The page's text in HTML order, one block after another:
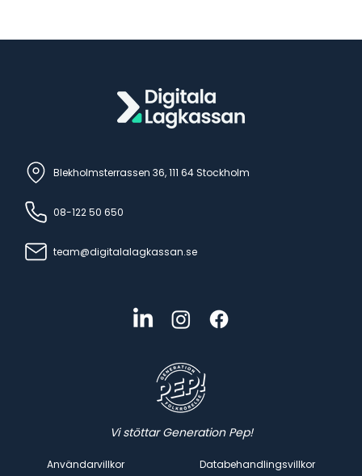
Blekholmsterrassen 36, 111 64 Stockholm
08-122 50 650
team@digitalalagkassan.se
Vi stöttar Generation Pep!
Användarvillkor Databehandlingsvillkor